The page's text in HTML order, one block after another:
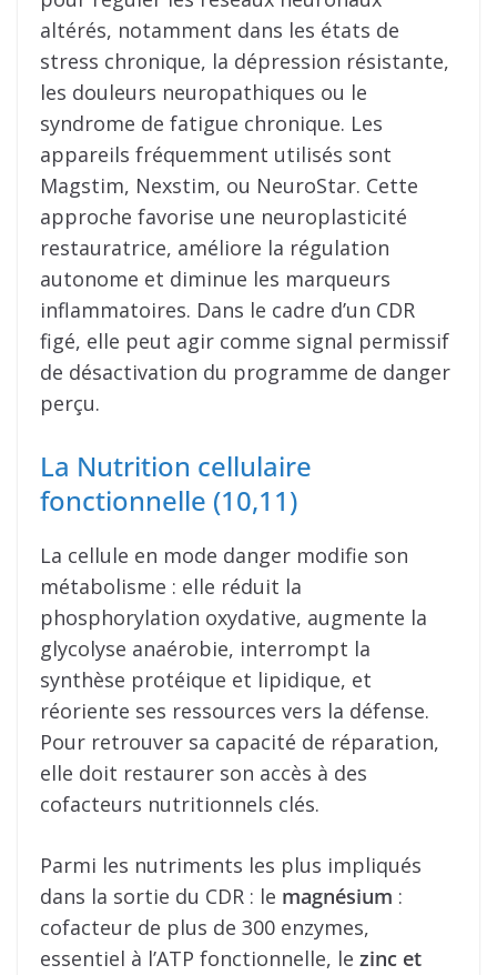
altérés, notamment dans les états de
stress chronique, la dépression résistante,
les douleurs neuropathiques ou le
syndrome de fatigue chronique. Les
appareils fréquemment utilisés sont
Magstim, Nexstim, ou NeuroStar. Cette
approche favorise une neuroplasticité
restauratrice, améliore la régulation
autonome et diminue les marqueurs
inflammatoires. Dans le cadre d’un CDR
figé, elle peut agir comme signal permissif
de désactivation du programme de danger
perçu.
La Nutrition cellulaire
fonctionnelle (10,11)
La cellule en mode danger modifie son
métabolisme : elle réduit la
phosphorylation oxydative, augmente la
glycolyse anaérobie, interrompt la
synthèse protéique et lipidique, et
réoriente ses ressources vers la défense.
Pour retrouver sa capacité de réparation,
elle doit restaurer son accès à des
cofacteurs nutritionnels clés.
Parmi les nutriments les plus impliqués
dans la sortie du CDR : le magnésium :
cofacteur de plus de 300 enzymes,
essentiel à l’ATP fonctionnelle, le zinc et